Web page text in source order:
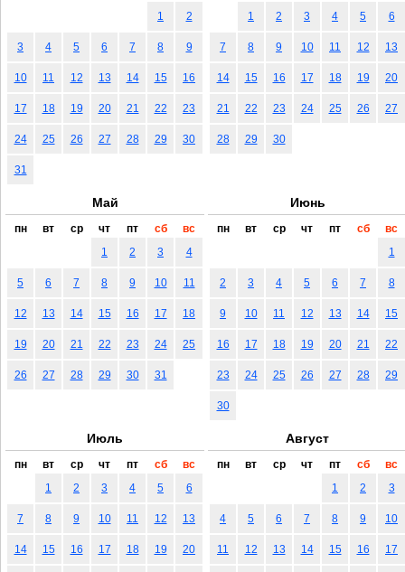
1
2
3 4 5 6 7 8 9
10 11 12 13 14 15 16
17 18 19 20 21 22 23
24 25 26 27 28 29 30
31
1
2 3 4 5 6
7 8 9 10 11 12 13
14 15 16 17 18 19 20
21 22 23 24 25 26 27
28 29 30
Май
пн вт ср чт пт сб
вс
1
2 3 4
5 6 7 8 9 10 11
12 13 14 15 16 17 18
19 20 21 22 23 24 25
26 27 28 29 30 31
Июнь
пн вт ср чт пт сб
вс
1
2 3 4 5 6 7 8
9 10 11 12 13 14 15
16 17 18 19 20 21 22
23 24 25 26 27 28 29
30
Июль
пн вт ср чт пт сб
вс
1
2 3 4 5 6
7 8 9 10 11 12 13
14 15 16 17 18 19 20
Август
пн вт ср чт пт сб
вс
1
2 3
4 5 6 7 8 9 10
11 12 13 14 15 16 17